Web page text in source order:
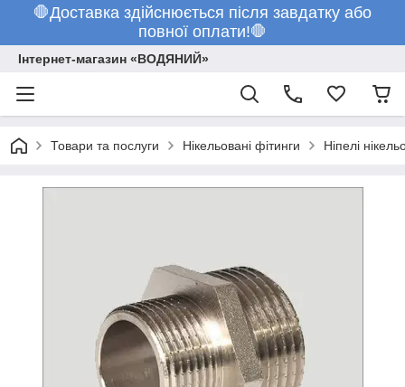
🛑Доставка здійснюється після завдатку або
повної оплати!🛑
Інтернет-магазин «ВОДЯНИЙ»
Товари та послуги Нікельовані фітинги Ніпелі